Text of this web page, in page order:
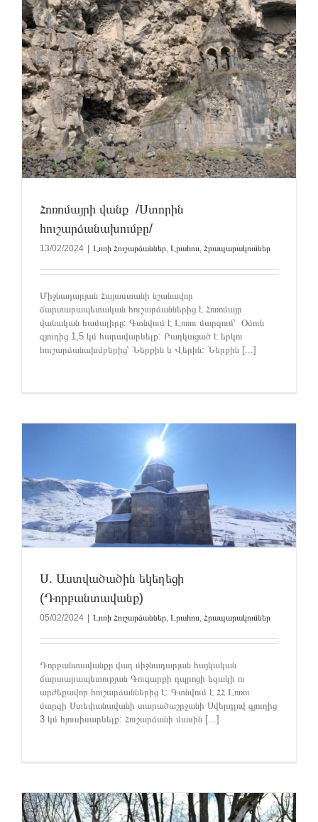
Հոռոմայրի վանք /Ստորին
հուշարձանախումբը/
13/02/2024 Լոռի Հուշարձաններ, Լրահոս, Հրապարակումներ
Միջնադարյան Հայաստանի նշանավոր
ճարտարապետական հուշարձաններից է Հոռոմայր
վանական համալիրը: Գտնվում է Լոռու մարզում՝ Օձուն
գյուղից 1,5 կմ հարավարևելք: Բաղկացած է երկու
հուշարձանախմբերից՝ Ներքին և Վերին: Ներքին [...]
Ս. Աստվածածին եկեղեցի
(Դորբանտավանք)
05/02/2024 Լոռի Հուշարձաններ, Լրահոս, Հրապարակումներ
Դորբանտավանքը վաղ միջնադարյան հայկական
ճարտարապետության Գուգարքի դպրոցի եզակի ու
արժեքավոր հուշարձաններից է: Գտնվում է ՀՀ Լոռու
մարզի Ստեփանավանի տարածաշրջանի Սվերդլով գյուղից
3 կմ հյուսիսարևելք: Հուշարձանի մասին [...]